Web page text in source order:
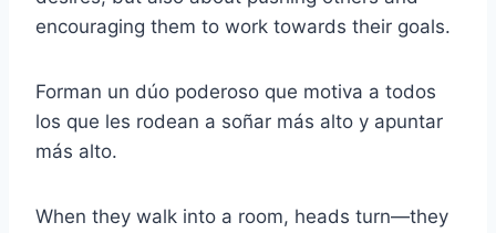
encouraging them to work towards their goals.
Forman un dúo poderoso que motiva a todos
los que les rodean a soñar más alto y apuntar
más alto.
When they walk into a room, heads turn—they